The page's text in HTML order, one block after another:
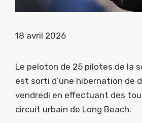
18 avril 2026
Le peloton de 25 pilotes de la
est sorti d’une hibernation de
vendredi en effectuant des
circuit urbain de Long Beach.